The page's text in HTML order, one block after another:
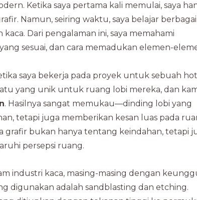
Ketika saya pertama kali memulai, saya
Namun, seiring waktu, saya belajar berbagai
Dari pengalaman ini, saya memahami
sesuai, dan cara memadukan elemen-
saya bekerja pada proyek untuk sebuah
yang unik untuk ruang lobi mereka, dan
. Hasilnya sangat memukau—dinding lobi yang
tetapi juga memberikan kesan luas pada
grafir bukan hanya tentang keindahan, tetapi
persepsi ruang.
industri kaca, masing-masing dengan
digunakan adalah sandblasting dan etching.